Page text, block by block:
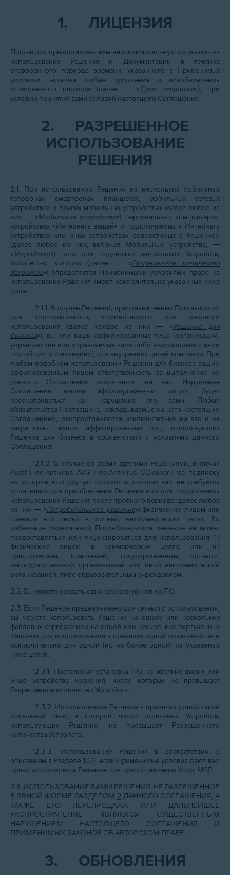
1. ЛИЦЕНЗИЯ
Поставщик предоставляет вам неисключительную лицензию на
использование Решения и Документации в течение
оговоренного периода времени, указанного в Применимых
условиях, включая любые продления и возобновления
оговоренного периода (далее — «Срок подписки»), при
условии принятия вами условий настоящего Соглашения.
2.
РАЗРЕШЕННОЕ
ИСПОЛЬЗОВАНИЕ
РЕШЕНИЯ
2.1. При использовании Решения на нескольких мобильных
телефонах, смартфонах, планшетах, мобильных сетевых
устройствах и других мобильных устройствах (далее любое из
них — «Мобильное устройство»), персональных компьютерах,
устройствах «Интернета вещей» и подключаемых к Интернету
устройствах или иных устройствах, совместимых с Решением
(далее любое из них, включая Мобильные устройства, —
«Устройство»), или для поддержки нескольких Устройств,
количество которых (далее — «Разрешенное количество
Устройств») определяется Применимыми условиями, право на
использование Решения имеют исключительно указанные ниже
лица.
2.1.1. В случае Решений, предназначенных Поставщиком
для корпоративного, коммерческого или делового
использования (далее каждое из них — «Решение для
бизнеса»): вы или ваши аффилированные лица (организации,
управляющие или управляемые вами либо находящиеся с вами
под общим управлением), для внутренних целей компании. При
любом подобном использовании Решения для бизнеса вашим
аффилированным лицом ответственность за выполнение им
данного Соглашения возлагается на вас. Нарушение
Соглашения вашим аффилированным лицом будет
рассматриваться как нарушение его вами. Любые
обязательства Поставщика, накладываемые на него настоящим
Соглашением, распространяются исключительно на вас и не
затрагивают ваших аффилированных лиц, использующих
Решение для бизнеса в соответствии с условиями данного
Соглашения.
2.1.2. В случае со всеми другими Решениями, включая
Avast Free Antivirus, AVG Free Antivirus, CCleaner Free, подписку
на которые или другую стоимость которых вам не требуется
оплачивать для приобретения Решения или для продолжения
использования Решения после пробного периода (далее любое
из них — «Потребительское решение») физическим лицом или
членами его семьи в личных, некоммерческих целях. Во
избежание разночтений Потребительское решение не может
предоставляться или лицензироваться для использования: (i)
физическим лицом в коммерческих целях; или (ii)
предприятием, компанией, государственным органом,
негосударственной организацией или иной некоммерческой
организацией, либо образовательным учреждением.
2.2. Вы можете создать одну резервную копию ПО.
2.3. Если Решение предназначено для сетевого использования,
вы можете использовать Решение на одном или нескольких
файловых серверах или на одной или нескольких виртуальных
машинах для использования в пределах одной локальной сети
исключительно для одной (но не более одной) из указанных
ниже целей.
2.3.1. Постоянная установка ПО на жесткие диски или
иные устройства хранения, число которых не превышает
Разрешенное количество Устройств.
2.3.2. Использование Решения в пределах одной такой
локальной сети, в которой число отдельных Устройств,
использующих Решение, не превышает Разрешенного
количества Устройств.
2.3.3. Использование Решения в соответствии с
описанием в Разделе 13.2, если Применимые условия дают вам
право использовать Решение при предоставлении Услуг MSP.
2.4. ИСПОЛЬЗОВАНИЕ ВАМИ РЕШЕНИЯ, НЕ РАЗРЕШЕННОЕ
В ЯВНОЙ ФОРМЕ РАЗДЕЛОМ 2 ДАННОГО СОГЛАШЕНИЯ, А
ТАКЖЕ ЕГО ПЕРЕПРОДАЖА ИЛИ ДАЛЬНЕЙШЕЕ
РАСПРОСТРАНЕНИЕ ЯВЛЯЮТСЯ СУЩЕСТВЕННЫМ
НАРУШЕНИЕМ НАСТОЯЩЕГО СОГЛАШЕНИЯ И
ПРИМЕНИМЫХ ЗАКОНОВ ОБ АВТОРСКОМ ПРАВЕ.
3. ОБНОВЛЕНИЯ